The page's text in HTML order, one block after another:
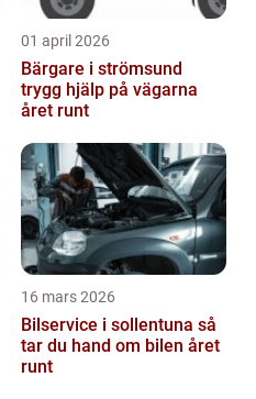
01 april 2026
Bärgare i strömsund
trygg hjälp på vägarna
året runt
16 mars 2026
Bilservice i sollentuna så
tar du hand om bilen året
runt